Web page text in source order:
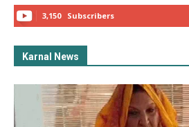
3,150 Subscribers
Karnal News